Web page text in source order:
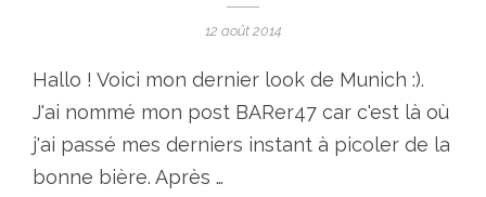
12 août 2014
Hallo ! Voici mon dernier look de Munich :).
J'ai nommé mon post BARer47 car c'est là où
j'ai passé mes derniers instant à picoler de la
bonne bière. Après …